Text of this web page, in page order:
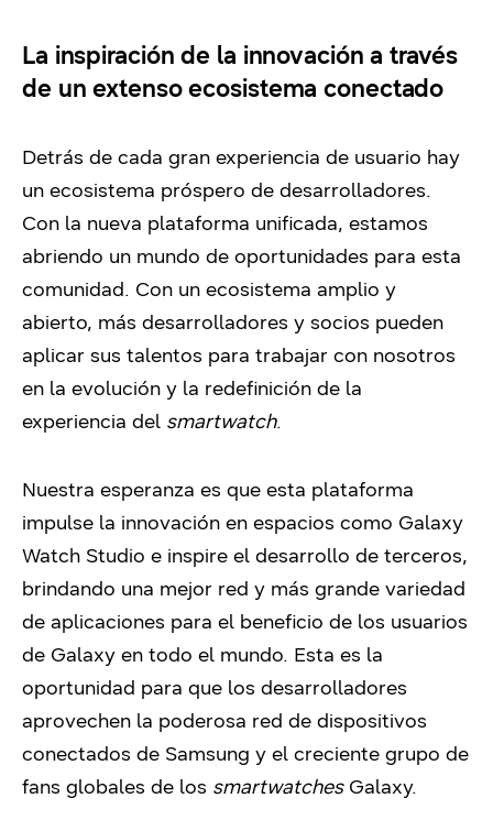
La inspiración de la innovación a través
de un extenso ecosistema conectado
Detrás de cada gran experiencia de usuario hay
un ecosistema próspero de desarrolladores.
Con la nueva plataforma unificada, estamos
abriendo un mundo de oportunidades para esta
comunidad. Con un ecosistema amplio y
abierto, más desarrolladores y socios pueden
aplicar sus talentos para trabajar con nosotros
en la evolución y la redefinición de la
experiencia del smartwatch.
Nuestra esperanza es que esta plataforma
impulse la innovación en espacios como Galaxy
Watch Studio e inspire el desarrollo de terceros,
brindando una mejor red y más grande variedad
de aplicaciones para el beneficio de los usuarios
de Galaxy en todo el mundo. Esta es la
oportunidad para que los desarrolladores
aprovechen la poderosa red de dispositivos
conectados de Samsung y el creciente grupo de
fans globales de los smartwatchesGalaxy.